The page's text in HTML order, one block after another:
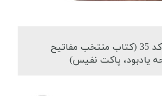
مجموعه نفیس کد 35 (کتاب منتخب مفاتیح
یادبود، پاکت نفیس)